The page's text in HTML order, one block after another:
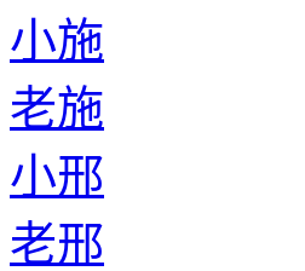
小施
老施
小邢
老邢